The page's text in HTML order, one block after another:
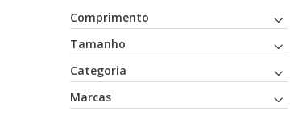
Comprimento
Tamanho
Categoria
Marcas